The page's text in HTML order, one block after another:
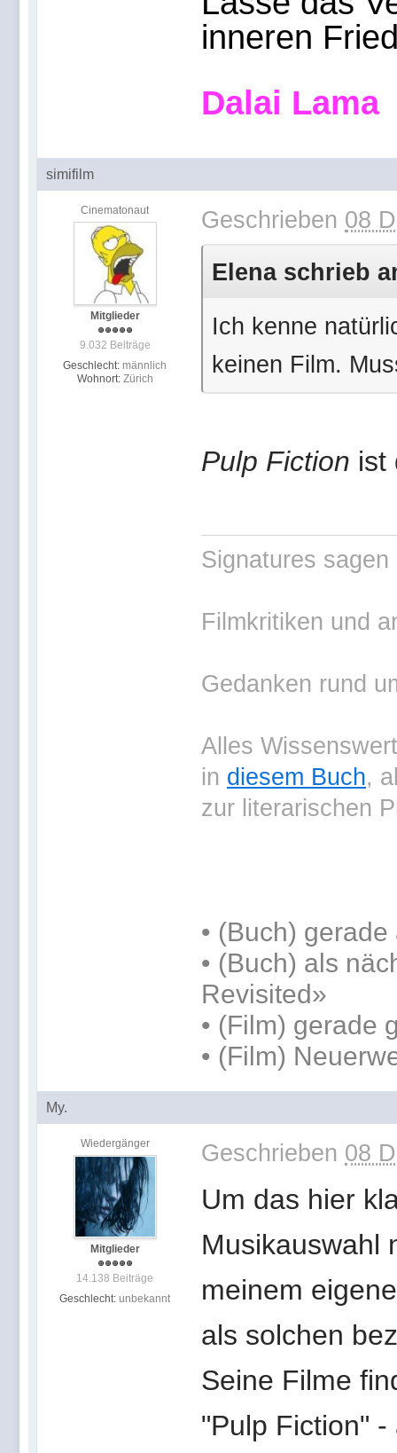
inneren
Dalai Lama
simifilm
Cinematonaut
Mitglieder
9.032 Beiträge
Geschlecht: männlich
Wohnort: Zürich
Geschrieben 08
Elena schrieb
Ich kenne
keinen Film.
Pulp Fiction ist
Signatures
Filmkritiken und
Gedanken rund
Alles
in diesem Buch,
zur literarischen
• (Buch) gerade
• (Buch) als
Revisited»
• (Film) gerade
• (Film)
My.
Wiedergänger
Mitglieder
14.138 Beiträge
Geschlecht: unbekannt
Geschrieben 08
Um das hier
Musikauswahl
meinem
als solchen
Seine Filme
"Pulp Fiction"